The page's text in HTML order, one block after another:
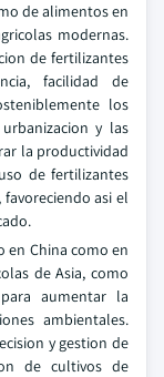
de alimentos en
modernas.
de fertilizantes
facilidad de
los
y las
la productividad
de fertilizantes
asi el
en China como en
de Asia, como
aumentar la
ambientales.
y gestion de
de cultivos de